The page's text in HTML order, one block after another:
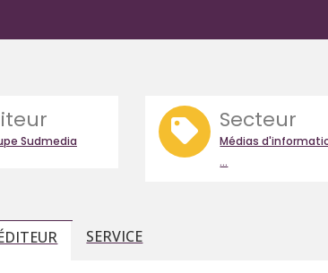
Sudmedia
Secteur
Médias
...
SERVICE